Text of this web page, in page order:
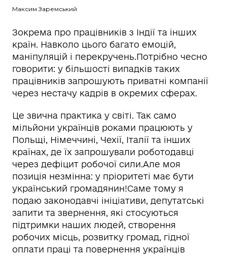
Максим Заремський
Зокрема про працівників з Індії та інших
країн. Навколо цього багато емоцій,
маніпуляцій і перекручень.Потрібно чесно
говорити: у більшості випадків таких
працівників запрошують приватні компанії
через нестачу кадрів в окремих сферах.
Це звична практика у світі. Так само
мільйони українців роками працюють у
Польщі, Німеччині, Чехії, Італії та інших
країнах, де їх запрошували роботодавці
через дефіцит робочої сили.Але моя
позиція незмінна: у пріоритеті має бути
український громадянин!Саме тому я
подаю законодавчі ініціативи, депутатські
запити та звернення, які стосуються
підтримки наших людей, створення
робочих місць, розвитку громад, гідної
оплати праці та повернення українців